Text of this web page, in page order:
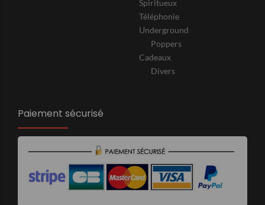
Spiritueux
Téléphonie
Underground
Poppers
Cadeaux
Divers
Paiement sécurisé